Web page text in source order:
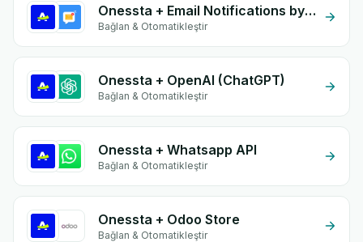
Onessta + Email Notifications by eGrow
Bağlan & Otomatikleştir
Onessta + OpenAI (ChatGPT)
Bağlan & Otomatikleştir
Onessta + Whatsapp API
Bağlan & Otomatikleştir
Onessta + Odoo Store
Bağlan & Otomatikleştir